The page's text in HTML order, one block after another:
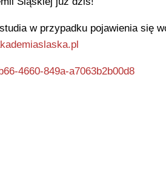
w przypadku pojawienia się
4660-849a-a7063b2b00d8